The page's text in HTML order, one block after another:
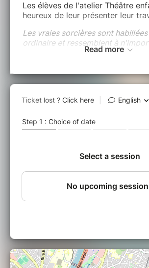
Les élèves de l'atelier Théâtre
heureux de leur présenter leur
Les vraies sorcières sont
ordinaire et ressemblent à
elles ne sont pas ordinaires. Elles
et elles détestent les enfants. La
sorcière les déteste plus que tout
et sa grand-mère peuvent l'en
les faire frrrire comme des frrrites.
◊ Durée du spectacle :environ
◊ Intervenante :Véronique
: Sacha, Axel, Suzie,
Read more